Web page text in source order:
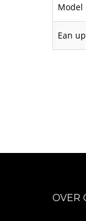
Model
Ean
OVER